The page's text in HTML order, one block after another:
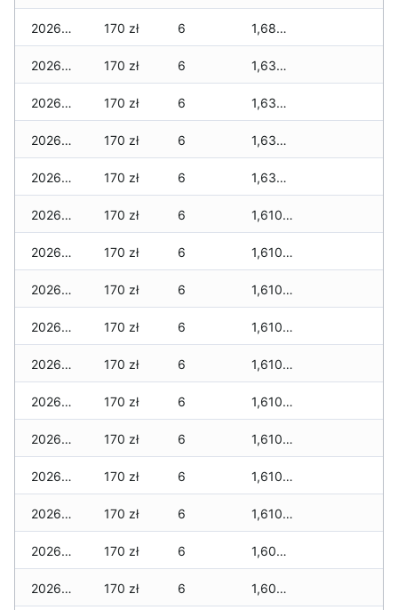
2026-03-21 170 zł 6 1,680 zł
2026-03-20 170 zł 6 1,630 zł
2026-03-19 170 zł 6 1,630 zł
2026-03-18 170 zł 6 1,630 zł
2026-03-17 170 zł 6 1,630 zł
2026-03-16 170 zł 6 1,610 zł
2026-03-15 170 zł 6 1,610 zł
2026-03-14 170 zł 6 1,610 zł
2026-03-13 170 zł 6 1,610 zł
2026-03-12 170 zł 6 1,610 zł
2026-03-11 170 zł 6 1,610 zł
2026-03-10 170 zł 6 1,610 zł
2026-03-09 170 zł 6 1,610 zł
2026-03-08 170 zł 6 1,610 zł
2026-03-07 170 zł 6 1,600 zł
2026-03-06 170 zł 6 1,600 zł